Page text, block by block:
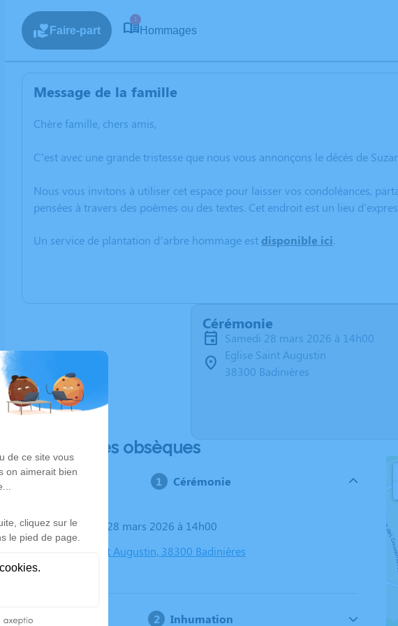
Faire-part
1
Hommages
Message de la famille
Chère famille, chers amis,
C’est avec une grande tristesse que nous vous annonçons le décès de
Nous vous invitons à utiliser cet espace pour laisser vos condoléances,
pensées à travers des poèmes ou des textes. Cet endroit est un lieu
Un service de plantation d’arbre hommage est disponible ici.
Cérémonie
samedi 28 mars 2026 à 14h00
Eglise Saint Augustin
38300 Badinières
Déroulé des obsèques
Cérémonie
Le samedi 28 mars 2026 à 14h00
Eglise Saint Augustin, 38300 Badinières
Inhumation